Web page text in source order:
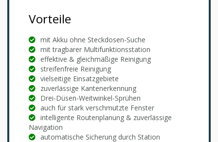
Vorteile
mit Akku ohne Steckdosen-Suche
mit tragbarer Multifunktionsstation
effektive & gleichmäßige Reinigung
streifenfreie Reinigung
vielseitige Einsatzgebiete
zuverlässige Kantenerkennung
Drei-Düsen-Weitwinkel-Sprühen
auch für stark verschmutzte Fenster
intelligente Routenplanung & zuverlässige
Navigation
automatische Sicherung durch Station